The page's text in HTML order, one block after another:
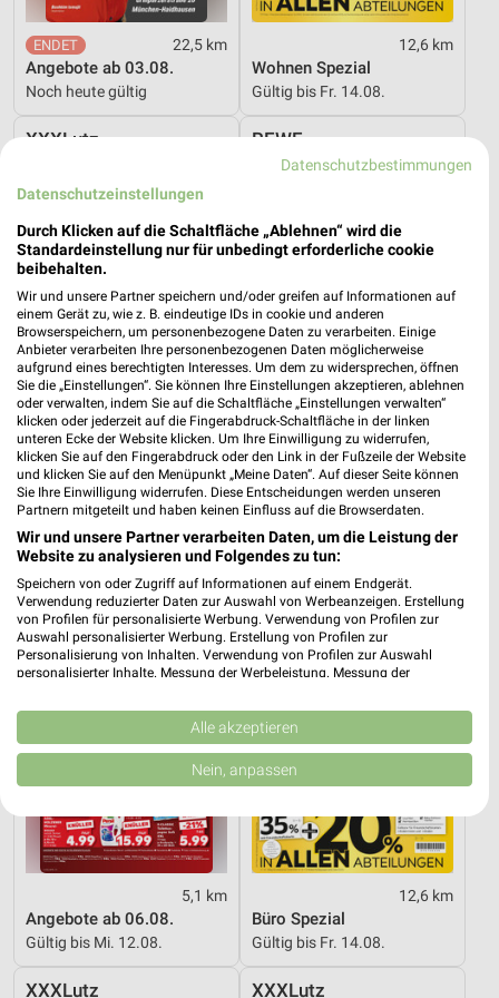
22,5 km
Angebote ab 03.08.
Noch heute gültig
12,6 km
Wohnen Spezial
Gültig bis Fr. 14.08.
XXXLutz
12,6 km
Dieter Knoll
Gültig bis Fr. 14.08.
REWE
6,9 km
Angebote ab 03.08.
Noch morgen gültig
Kaufland
5,1 km
Angebote ab 06.08.
Gültig bis Mi. 12.08.
XXXLutz
12,6 km
Büro Spezial
Gültig bis Fr. 14.08.
XXXLutz XXXLutz
Datenschutzbestimmungen
Datenschutzeinstellungen
Durch Klicken auf die Schaltfläche „Ablehnen“ wird die
Standardeinstellung nur für unbedingt erforderliche cookie
beibehalten.
Wir und unsere Partner speichern und/oder greifen auf Informationen auf
einem Gerät zu, wie z. B. eindeutige IDs in cookie und anderen
Browserspeichern, um personenbezogene Daten zu verarbeiten. Einige
Anbieter verarbeiten Ihre personenbezogenen Daten möglicherweise
aufgrund eines berechtigten Interesses. Um dem zu widersprechen, öffnen
Sie die „Einstellungen“. Sie können Ihre Einstellungen akzeptieren, ablehnen
oder verwalten, indem Sie auf die Schaltfläche „Einstellungen verwalten“
klicken oder jederzeit auf die Fingerabdruck-Schaltfläche in der linken
unteren Ecke der Website klicken. Um Ihre Einwilligung zu widerrufen,
klicken Sie auf den Fingerabdruck oder den Link in der Fußzeile der Website
und klicken Sie auf den Menüpunkt „Meine Daten“. Auf dieser Seite können
Sie Ihre Einwilligung widerrufen. Diese Entscheidungen werden unseren
Partnern mitgeteilt und haben keinen Einfluss auf die Browserdaten.
Wir und unsere Partner verarbeiten Daten, um die Leistung der
Website zu analysieren und Folgendes zu tun:
Speichern von oder Zugriff auf Informationen auf einem Endgerät.
Verwendung reduzierter Daten zur Auswahl von Werbeanzeigen. Erstellung
von Profilen für personalisierte Werbung. Verwendung von Profilen zur
Auswahl personalisierter Werbung. Erstellung von Profilen zur
Personalisierung von Inhalten. Verwendung von Profilen zur Auswahl
personalisierter Inhalte. Messung der Werbeleistung. Messung der
Kombinationen von Daten aus verschiedenen Quellen. Entwicklung und
Verbesserung der Angebote. Verwendung reduzierter Daten zur Auswahl
von Inhalten.
Daten können außerhalb der Europäischen Union weitergegeben und in die
Website/App.
Partnerliste anzeigen (1 IAB-Anbieter)
Speichern von oder Zugriff auf Informationen
Alle akzeptieren
Nein, anpassen